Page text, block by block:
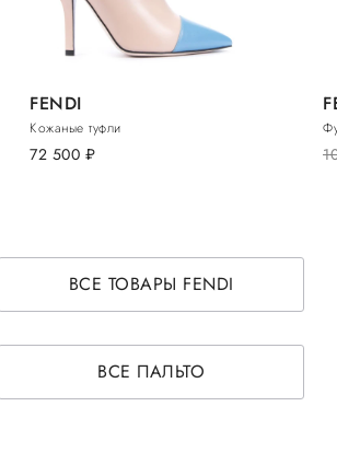
FENDI
Кожаные туфли
72 500 руб.
ВСЕ ТОВАРЫ FENDI
ВСЕ ПАЛЬТО